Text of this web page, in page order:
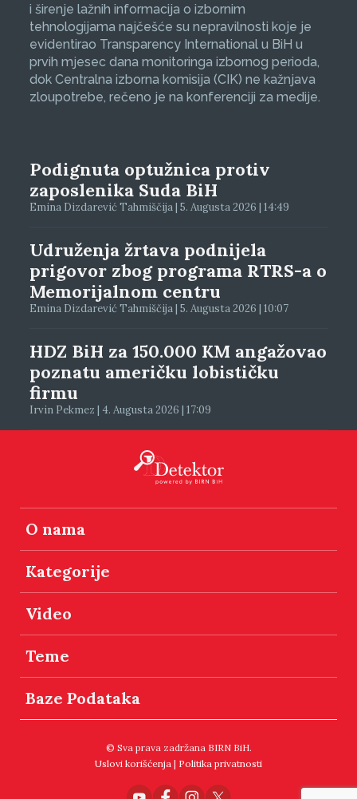
i širenje lažnih informacija o izbornim
tehnologijama najčešće su nepravilnosti koje je
evidentirao Transparency International u BiH u
prvih mjesec dana monitoringa izbornog perioda,
dok Centralna izborna komisija (CIK) ne kažnjava
zloupotrebe, rečeno je na konferenciji za medije.
Podignuta optužnica protiv
zaposlenika Suda BiH
Emina Dizdarević Tahmiščija | 5. Augusta 2026 | 14:49
Udruženja žrtava podnijela
prigovor zbog programa RTRS-a o
Memorijalnom centru
Emina Dizdarević Tahmiščija | 5. Augusta 2026 | 10:07
HDZ BiH za 150.000 KM angažovao
poznatu američku lobističku
firmu
Irvin Pekmez | 4. Augusta 2026 | 17:09
O nama
Kategorije
Video
Teme
Baze Podataka
© Sva prava zadržana BIRN BiH.
Uslovi korišćenja | Politika privatnosti